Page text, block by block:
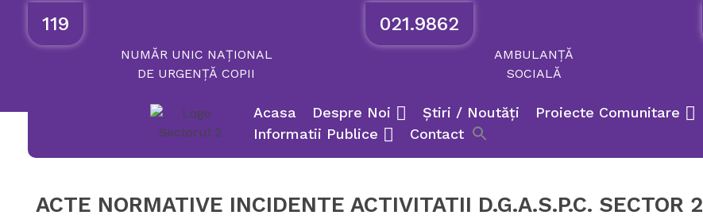
119
NUMĂRUNIC NAȚIONAL
DE URGENȚĂ COPII
021.9862
AMBULANȚĂ
SOCIALĂ
Acasa Despre Noi Știri / Noutăți Proiecte Comunitare
Informatii Publice
Contact
ACTE NORMATIVE INCIDENTE ACTIVITATII D.G.A.S.P.C. SECTOR 2